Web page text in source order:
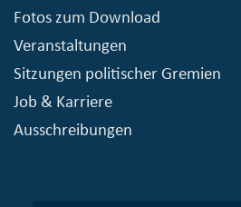
Fotos zum Download
Veranstaltungen
Sitzungen politischer Gremien
Job & Karriere
Ausschreibungen